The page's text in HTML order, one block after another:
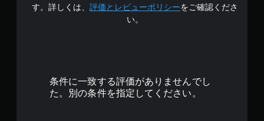
す。詳しくは、 評価とレビューポリシーをご確認くださ
い。
条件に一致する評価がありませんでし
た。別の条件を指定してください。